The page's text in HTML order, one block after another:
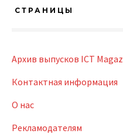
СТРАНИЦЫ
Архив выпусков ICT
Контактная информация
О нас
Рекламодателям